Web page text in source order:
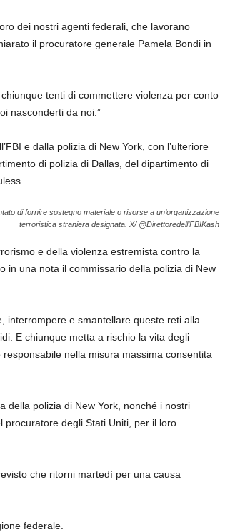
dei nostri agenti federali, che lavorano
il procuratore generale Pamela Bondi in
tenti di commettere violenza per conto
nasconderti da noi.”
e dalla polizia di New York, con l’ulteriore
di polizia di Dallas, del dipartimento di
di fornire sostegno materiale o risorse a un’organizzazione
terroristica straniera designata. X/ @Direttoredell’FBIKash
e della violenza estremista contro la
in una nota il commissario della polizia di New
interrompere e smantellare queste reti alla
E chiunque metta a rischio la vita degli
nella misura massima consentita
della polizia di New York, nonché i nostri
procuratore degli Stati Uniti, per il loro
che ritorni martedì per una causa
federale.